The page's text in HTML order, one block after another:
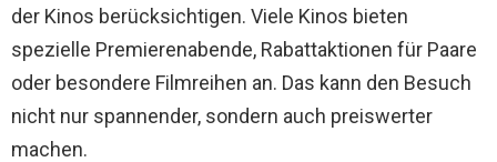
der Kinos berücksichtigen. Viele Kinos bieten
spezielle Premierenabende, Rabattaktionen für Paare
oder besondere Filmreihen an. Das kann den Besuch
nicht nur spannender, sondern auch preiswerter
machen.